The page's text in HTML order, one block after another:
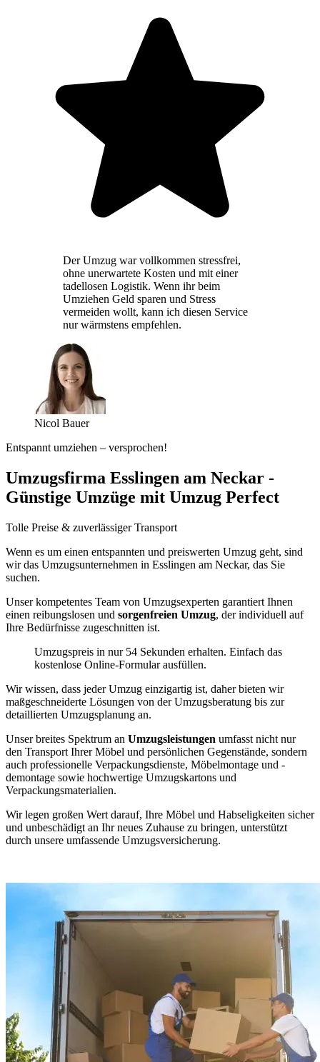
Der Umzug war vollkommen stressfrei,
ohne unerwartete Kosten und mit einer
tadellosen Logistik. Wenn ihr beim
Umziehen Geld sparen und Stress
vermeiden wollt, kann ich diesen Service
nur wärmstens empfehlen.
Nicol Bauer
Entspannt umziehen – versprochen!
Umzugsfirma Esslingen am Neckar -
Günstige Umzüge mit Umzug Perfect
Tolle Preise & zuverlässiger Transport
Wenn es um einen entspannten und preiswerten Umzug geht, sind
wir das Umzugsunternehmen in Esslingen am Neckar, das Sie
suchen.
Unser kompetentes Team von Umzugsexperten garantiert Ihnen
einen reibungslosen und sorgenfreien Umzug, der individuell auf
Ihre Bedürfnisse zugeschnitten ist.
Umzugspreis in nur 54 Sekunden erhalten. Einfach das
kostenlose Online-Formular ausfüllen.
Wir wissen, dass jeder Umzug einzigartig ist, daher bieten wir
maßgeschneiderte Lösungen von der Umzugsberatung bis zur
detaillierten Umzugsplanung an.
Unser breites Spektrum an Umzugsleistungen umfasst nicht nur
den Transport Ihrer Möbel und persönlichen Gegenstände, sondern
auch professionelle Verpackungsdienste, Möbelmontage und -
demontage sowie hochwertige Umzugskartons und
Verpackungsmaterialien.
Wir legen großen Wert darauf, Ihre Möbel und Habseligkeiten sicher
und unbeschädigt an Ihr neues Zuhause zu bringen, unterstützt
durch unsere umfassende Umzugsversicherung.